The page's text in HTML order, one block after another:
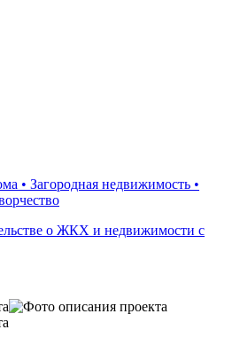
• Загородная недвижимость •
о ЖКХ и недвижимости с